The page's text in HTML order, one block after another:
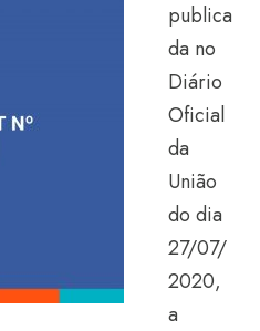
publica
da no
Diário
Oficial
da
União
do dia
27/07/
2020,
a